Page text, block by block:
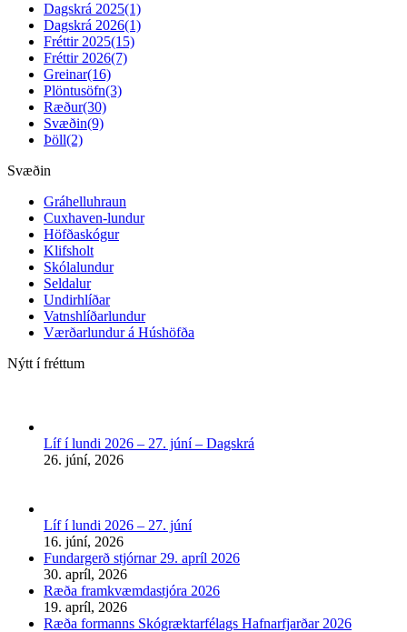
Dagskrá 2025(1)
Dagskrá 2026(1)
Fréttir 2025(15)
Fréttir 2026(7)
Greinar(16)
Plöntusöfn(3)
Ræður(30)
Svæðin(9)
Þöll(2)
Svæðin
Gráhelluhraun
Cuxhaven-lundur
Höfðaskógur
Klifsholt
Skólalundur
Seldalur
Undirhlíðar
Vatnshlíðarlundur
Værðarlundur á Húshöfða
Nýtt í fréttum
Líf í lundi 2026 – 27. júní – Dagskrá
26. júní, 2026
Líf í lundi 2026 – 27. júní
16. júní, 2026
Fundargerð stjórnar 29. apríl 2026
30. apríl, 2026
Ræða framkvæmdastjóra 2026
19. apríl, 2026
Ræða formanns Skógræktarfélags Hafnarfjarðar 2026